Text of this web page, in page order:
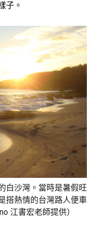
子。
白沙灣。當時是暑假旺
搭熱情的台灣路人便車
江書宏老師提供）